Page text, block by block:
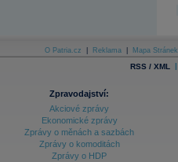
O Patria.cz Reklama Mapa Stránek
RSS / XML |
Zpravodajství:
Akciové zprávy
Ekonomické zprávy
Zprávy o měnách a sazbách
Zprávy o komoditách
Zprávy o HDP